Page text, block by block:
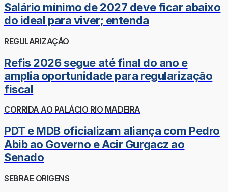
Salário mínimo de 2027 deve ficar abaixo
do ideal para viver; entenda
REGULARIZAÇÃO
Refis 2026 segue até final do ano e
amplia oportunidade para regularização
fiscal
CORRIDA AO PALÁCIO RIO MADEIRA
PDT e MDB oficializam aliança com Pedro
Abib ao Governo e Acir Gurgacz ao
Senado
SEBRAE ORIGENS